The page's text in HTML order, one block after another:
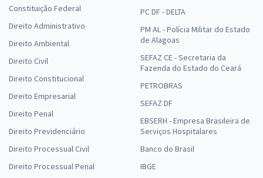
Constituição Federal
Direito Administrativo
Direito Ambiental
Direito Civil
Direito Constitucional
Direito Empresarial
Direito Penal
Direito Previdenciário
Direito Processual Civil
Direito Processual Penal
PC DF - DELTA
PM AL - Polícia Militar do Estado
de Alagoas
SEFAZ CE - Secretaria da
Fazenda do Estado do Ceará
PETROBRAS
SEFAZ DF
EBSERH - Empresa Brasileira de
Serviços Hospitalares
Banco do Brasil
IBGE